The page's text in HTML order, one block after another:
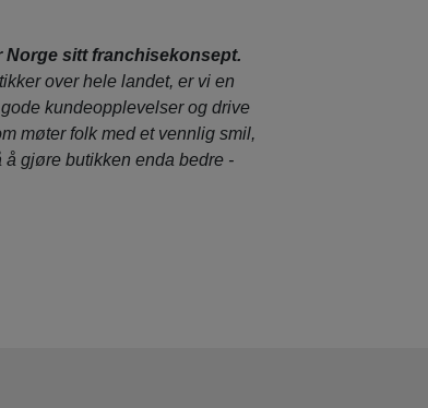
Norge sitt franchisekonsept.
over hele landet, er vi en
kundeopplevelser og drive
møter folk med et vennlig smil,
gjøre butikken enda bedre -